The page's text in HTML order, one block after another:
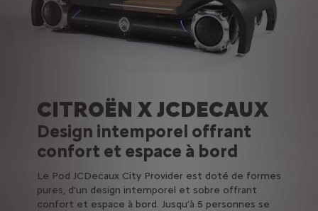
CITROËN X JCDECAUX
Design intemporel offrant
confort et espace à bord
Le Pod JCDecaux City Provider est doté de formes
pures, d’un design intemporel et sobre offrant
confort et espace à bord. Jusqu’à 5 personnes se